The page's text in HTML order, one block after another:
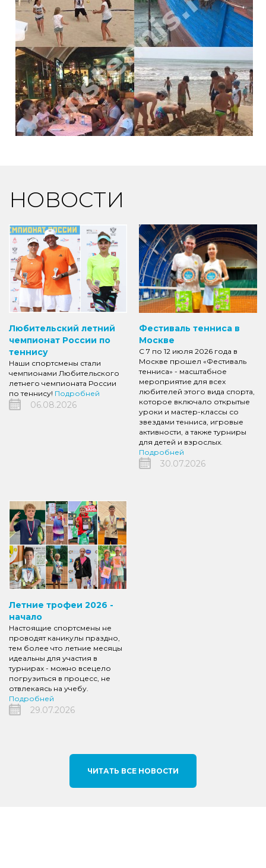
НОВОСТИ
Любительский летний
чемпионат России по
теннису
Наши спортсмены стали
чемпионами Любительского
летнего чемпионата России
по теннису! Подробней
06.08.2026
Фестиваль тенниса в
Москве
С 7 по 12 июля 2026 года в
Москве прошел «Фестиваль
тенниса» - масштабное
мероприятие для всех
любителей этого вида спорта,
которое включало открытые
уроки и мастер-классы со
звездами тенниса, игровые
активности, а также турниры
для детей и взрослых.
Подробней
30.07.2026
Летние трофеи 2026 -
начало
Настоящие спортсмены не
проводят каникулы праздно,
тем более что летние месяцы
идеальны для участия в
турнирах - можно всецело
погрузиться в процесс, не
отвлекаясь на учебу.
Подробней
29.07.2026
ЧИТАТЬ ВСЕ НОВОСТИ